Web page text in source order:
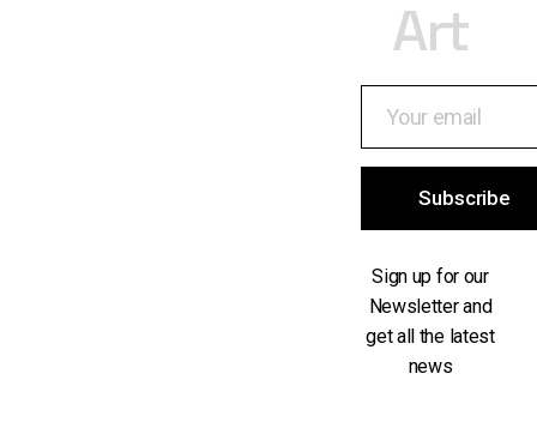
Art
Subscribe
Sign up for our
Newsletter and
get all the latest
news